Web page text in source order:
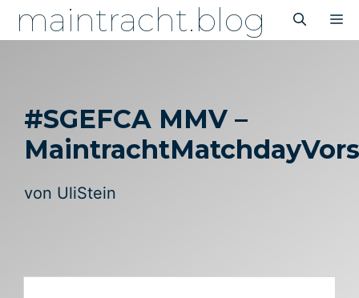
Inhaltmaintracht.blog
#SGEFCA MMV –
von UliStein